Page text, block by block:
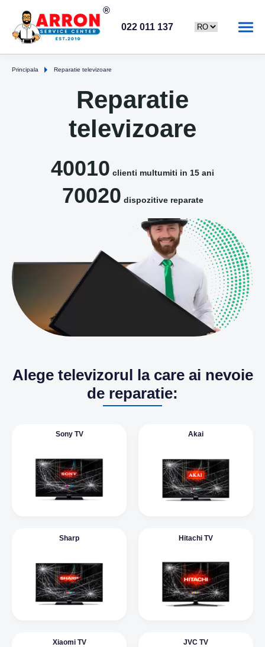
022 011 137
Principala Reparatie televizoare
Reparatie
televizoare
40010 clienti multumiti in 15 ani
70020 dispozitive reparate
Alege televizorul la care ai nevoie
de reparatie:
Sony TV Akai
Sharp Hitachi TV
Xiaomi TV JVC TV